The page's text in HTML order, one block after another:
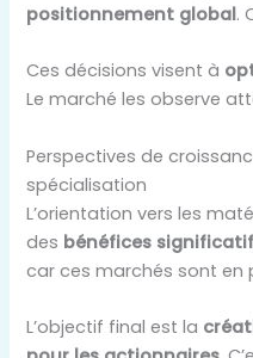
positionnement global.
Ces décisions visent à
Le marché les observe
Perspectives de
spécialisation
L’orientation vers les
des bénéfices
car ces marchés sont en
L’objectif final est la